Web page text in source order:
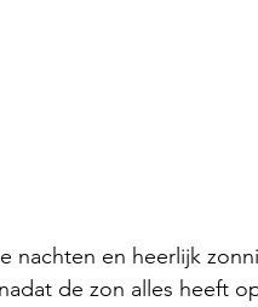
nachten en heerlijk
de zon alles heeft